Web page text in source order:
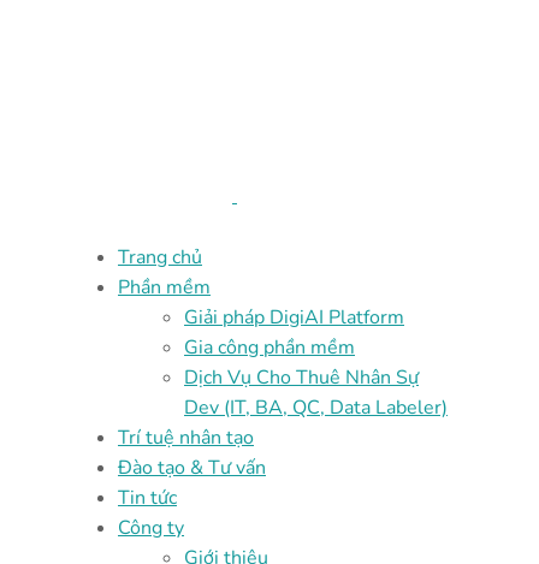
Trang chủ
Phần mềm
Giải pháp DigiAI Platform
Gia công phần mềm
Dịch Vụ Cho Thuê Nhân Sự
Dev (IT, BA, QC, Data Labeler)
Trí tuệ nhân tạo
Đào tạo & Tư vấn
Tin tức
Công ty
Giới thiệu